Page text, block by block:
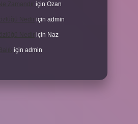
için Ozan
için admin
için Naz
için admin